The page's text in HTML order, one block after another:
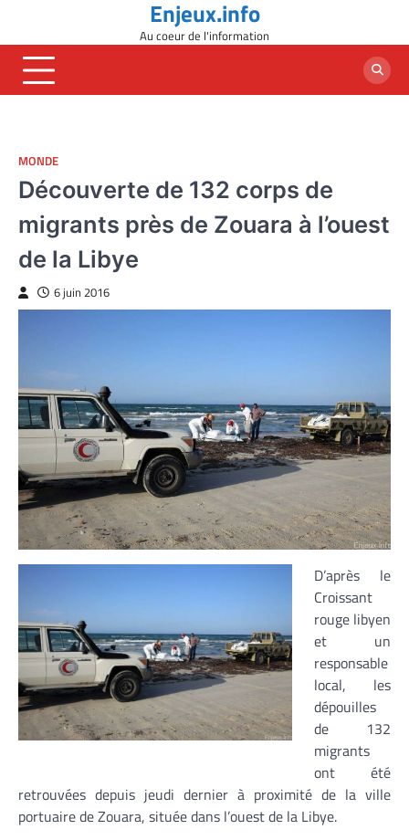
content
Enjeux.info
Au coeur de l'information
MONDE
Découverte de 132 corps de
migrants près de Zouara à l’ouest
de la Libye
6 juin 2016
D’après le
Croissant
rouge libyen
et un
responsable
local, les
dépouilles
de 132
migrants
ont été
retrouvées depuis jeudi dernier à proximité de la ville
portuaire de Zouara, située dans l’ouest de la Libye.